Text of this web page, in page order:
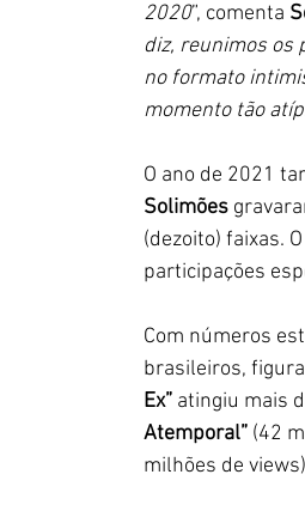
2020”, comenta
diz, reunimos os
no formato
momento tão
O ano de 2021
Solimões
(dezoito) faixas.
participações
Com números
brasileiros,
Ex” atingiu mais
Atemporal” (42
milhões de